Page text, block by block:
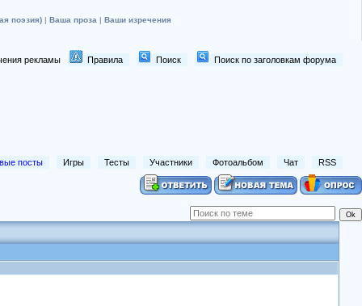
поэзия) | Ваша проза | Ваши изречения
рекламы Правила Поиск Поиск по заголовкам форума
посты Игры Тесты Участники Фотоальбом Чат RSS